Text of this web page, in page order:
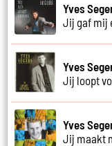
Yves
Jij gaf mij
Yves
Jij loopt
Yves
Jij maakt